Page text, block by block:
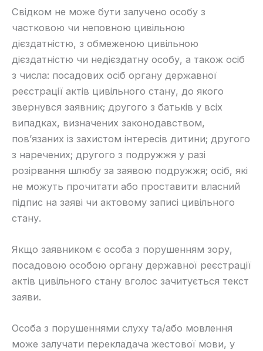
​Свідком не може бути залучено особу з
частковою чи неповною цивільною
дієздатністю, з обмеженою цивільною
дієздатністю чи недієздатну особу, а також осіб
з числа: посадових осіб органу державної
реєстрації актів цивільного стану, до якого
звернувся заявник; другого з батьків у всіх
випадках, визначених законодавством,
пов’язаних із захистом інтересів дитини; другого
з наречених; другого з подружжя у разі
розірвання шлюбу за заявою подружжя; осіб, які
не можуть прочитати або проставити власний
підпис на заяві чи актовому записі цивільного
стану.
​Якщо заявником є особа з порушенням зору,
посадовою особою органу державної реєстрації
актів цивільного стану вголос зачитується текст
заяви.
​Особа з порушеннями слуху та/або мовлення
може залучати перекладача жестової мови, у